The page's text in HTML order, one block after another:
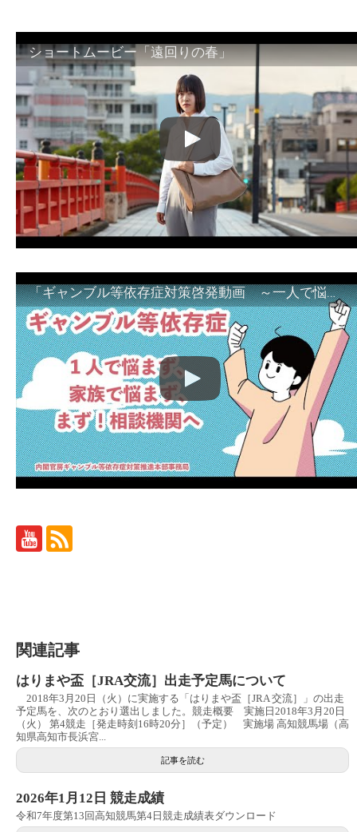
ショートムービー「遠回りの春」
「ギャンブル等依存症対策啓発動画 ～一人で悩まず、家族で悩まず、まず！相談機関へ～」
関連記事
はりまや盃［JRA交流］出走予定馬について
2018年3月20日（火）に実施する「はりまや盃［JRA 交流］」の出走
予定馬を、次のとおり選出しました。競走概要 実施日2018年3月20日
（火） 第4競走［発走時刻16時20分］（予定） 実施場 高知競馬場（高
知県高知市長浜宮...
記事を読む
2026年1月12日 競走成績
令和7年度第13回高知競馬第4日競走成績表ダウンロード